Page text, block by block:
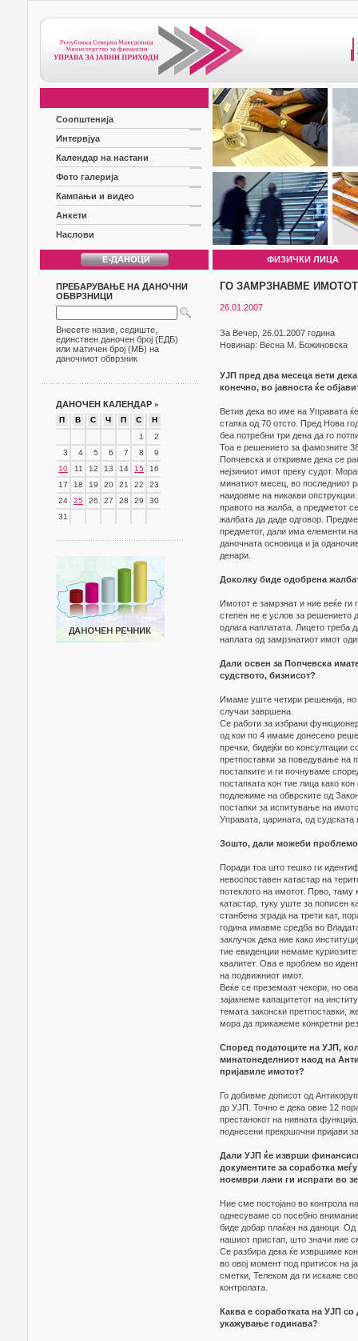
Соопштенија
Интервјуа
Календар на настани
Фото галерија
Кампањи и видео
Анкети
Наслови
ФИЗИЧКИ ЛИЦА
ПРЕБАРУВАЊЕ НА ДАНОЧНИ
ОБВРЗНИЦИ
Внесете назив, седиште,
единствен даночен број (ЕДБ)
или матичен број (МБ) на
даночниот обврзник
ДАНОЧЕН КАЛЕНДАР »
П В С Ч П С
Н
1
2
3
4 5 6 7 8
9
10
11 12 13 14 15
16
17
18 19 20 21 22
23
24
25 26 27 28 29
30
31
ГО ЗАМРЗНАВМЕ
26.01.2007
За Вечер, 26.01.2007 година
Новинар: Весна М. Божиновска
УЈП пред два месеца вети
конечно, во јавноста ќе
Ветив дека во име на Управата
стапка од 70 отсто. Пред Нова
беа потребни три дена да го
Тоа е решението за фамозните
Попчевска и откривме дека се
нејзиниот имот преку судот.
минатиот месец, во последниот
наидовме на никакви
правото на жалба, а предметот
жалбата да даде одговор.
предметот, дали има елементи
даночната основица и ја
денари.
Доколку биде одобрена
Имотот е замрзнат и ние веќе ги
степен не е услов за решението
одлага наплатата. Лицето треба
наплата од замрзнатиот имот
Дали освен за Попчевска
судството, бизнисот?
Имаме уште четири решенија, но
случаи завршена.
Се работи за избрани
од кои по 4 имаме донесено
пречки, бидејќи во консултации
претпоставки за поведување на
постапките и ги почнуваме
постапката кон тие лица како
подлежиме на обврските од
постапки за испитување на
Управата, царината, од
Зошто, дали можеби
Поради тоа што тешко ги
невоспоставен катастар на
потеклото на имотот. Прво, таму
катастар, туку уште за пописен
станбена зграда на трети кат,
година имавме средба во
заклучок дека ние како
тие евиденции немаме
квалитет. Ова е проблем во
на подвижниот имот.
Веќе се преземаат чекори, но
зајакнеме капацитетот на
темата законски претпоставки,
мора да прикажеме конкретни
Според податоците на УЈП,
минатонеделниот наод на
пријавиле имотот?
Го добивме дописот од
до УЈП. Точно е дека овие 12
престанокот на нивната
поднесени прекршочни пријави
Дали УЈП ќе изврши
документите за соработка
ноември лани ги испрати во
Ние сме постојано во контрола
однесуваме со посебно
биде добар плаќач на даноци. Од
нашиот пристап, што значи ние
Се разбира дека ќе извршиме
во овој момент под притисок на
сметки, Телеком да ги искаже
контролата.
Каква е соработката на УЈП
укажување годинава?